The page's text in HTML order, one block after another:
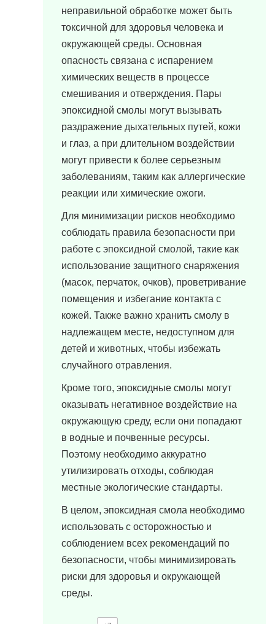
неправильной обработке может быть
токсичной для здоровья человека и
окружающей среды. Основная
опасность связана с испарением
химических веществ в процессе
смешивания и отверждения. Пары
эпоксидной смолы могут вызывать
раздражение дыхательных путей, кожи
и глаз, а при длительном воздействии
могут привести к более серьезным
заболеваниям, таким как аллергические
реакции или химические ожоги.
Для минимизации рисков необходимо
соблюдать правила безопасности при
работе с эпоксидной смолой, такие как
использование защитного снаряжения
(масок, перчаток, очков), проветривание
помещения и избегание контакта с
кожей. Также важно хранить смолу в
надлежащем месте, недоступном для
детей и животных, чтобы избежать
случайного отравления.
Кроме того, эпоксидные смолы могут
оказывать негативное воздействие на
окружающую среду, если они попадают
в водные и почвенные ресурсы.
Поэтому необходимо аккуратно
утилизировать отходы, соблюдая
местные экологические стандарты.
В целом, эпоксидная смола необходимо
использовать с осторожностью и
соблюдением всех рекомендаций по
безопасности, чтобы минимизировать
риски для здоровья и окружающей
среды.